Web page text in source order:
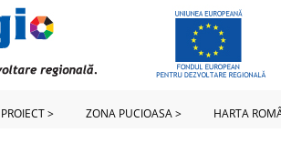
> ZONA PUCIOASA > HARTA